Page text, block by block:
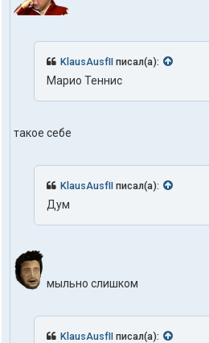
KlausAusfII писал(а):
Марио Теннис
такое себе
KlausAusfII писал(а):
Дум
мыльно слишком
KlausAusfII писал(а):